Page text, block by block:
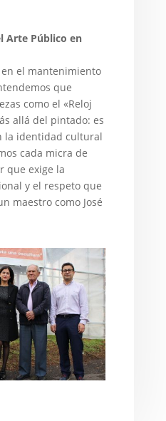
Arte Público en
el mantenimiento
que
como el «Reloj
allá del pintado: es
la identidad cultural
cada micra de
que exige la
y el respeto que
maestro como José